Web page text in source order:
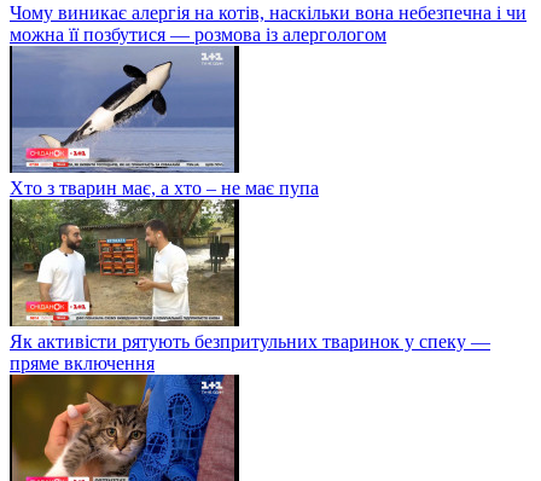
Чому виникає алергія на котів, наскільки вона небезпечна і чи
можна її позбутися — розмова із алергологом
Хто з тварин має, а хто – не має пупа
Як активісти рятують безпритульних тваринок у спеку —
пряме включення